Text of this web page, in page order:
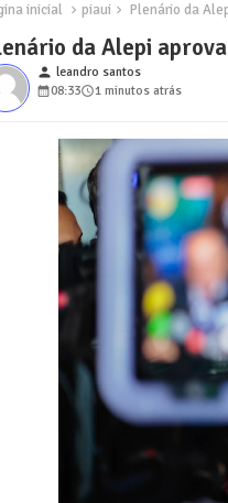
inicial piaui Plenário da
da Alepi
person leandro santos
08:33
1 minutos atrás